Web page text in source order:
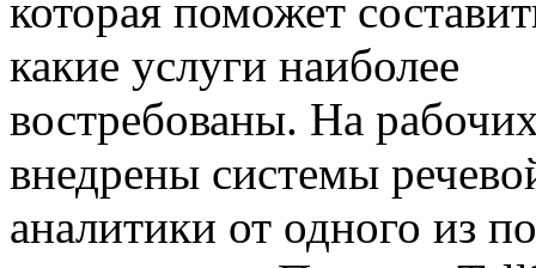
которая поможет
какие услуги наиболее
востребованы. На
внедрены системы
аналитики от одного из